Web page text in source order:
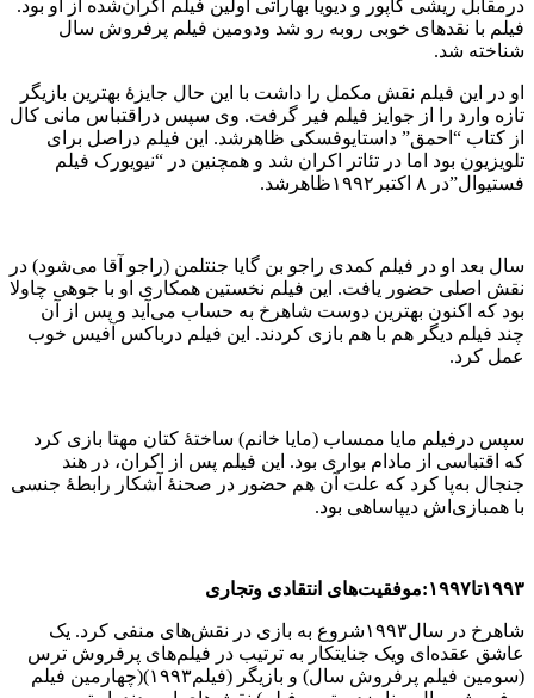
درمقابل ریشی کاپور و دیویا بهاراتی اولین فیلم اکران‌شده از او بود.
فیلم با نقدهای خوبی روبه رو شد ودومین فیلم پرفروش سال
شناخته شد.
او در این فیلم نقش مکمل را داشت با این حال جایزهٔ بهترین بازیگر
تازه‌ وارد را از جوایز فیلم فیر گرفت. وی سپس دراقتباس مانی کال
از کتاب “احمق” داستایوفسکی ظاهرشد. این فیلم دراصل برای
تلویزیون بود اما در تئاتر اکران شد و همچنین در “نیویورک فیلم
فستیوال”در ۸ اکتبر۱۹۹۲ظاهرشد.
سال بعد او در فیلم کمدی راجو بن گایا جنتلمن (راجو آقا می‌شود) در
نقش اصلی حضور یافت. این فیلم نخستین همکاری او با جوهی چاولا
بود که اکنون بهترین دوست شاهرخ به حساب می‌آید و پس از آن
چند فیلم دیگر هم با هم بازی کردند. این فیلم درباکس آفیس خوب
عمل کرد.
سپس درفیلم مایا ممساب (مایا خانم) ساختهٔ کتان مهتا بازی کرد
که اقتباسی از مادام بواری بود. این فیلم پس از اکران، در هند
جنجال به‌پا کرد که علت آن هم حضور در صحنهٔ آشکار رابطهٔ جنسی
با همبازی‌اش دیپاساهی بود.
۱۹۹۳تا۱۹۹۷:موفقیت‌های انتقادی وتجاری
شاهرخ در سال۱۹۹۳شروع به بازی در نقش‌های منفی کرد. یک
عاشق عقده‌ای ویک جنایتکار به ترتیب در فیلم‌های پرفروش ترس
(سومین فیلم پرفروش سال) و بازیگر (فیلم۱۹۹۳)(چهارمین فیلم